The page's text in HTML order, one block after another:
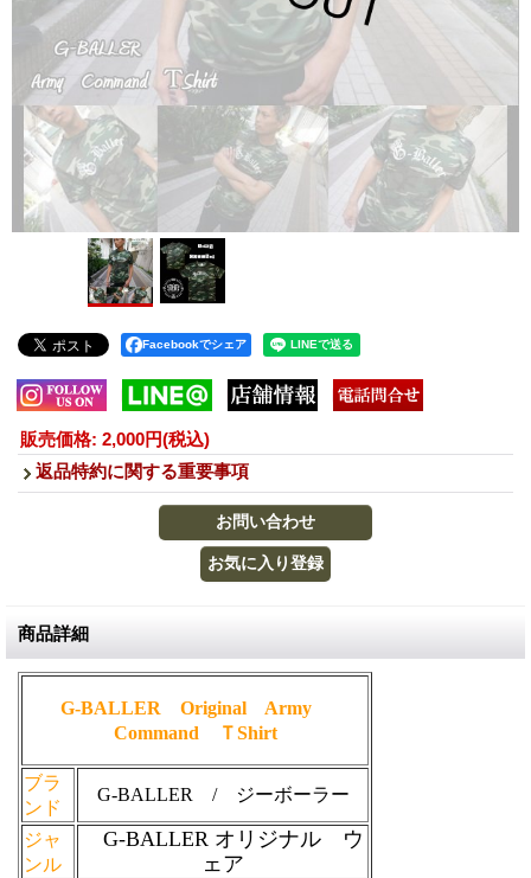
Facebookでシェア
販売価格: 2,000円(税込)
返品特約に関する重要事項
商品詳細
G-BALLER Original Army
Command ＴShirt
ブラ
ンド
G-BALLER / ジーボーラー
ジャ
ンル
G-BALLER オリジナル ウ
ェア